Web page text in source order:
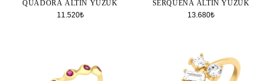
QUADORA ALTIN YÜZÜK
11.520₺
SERQUENA ALTIN YÜZÜK
13.680₺